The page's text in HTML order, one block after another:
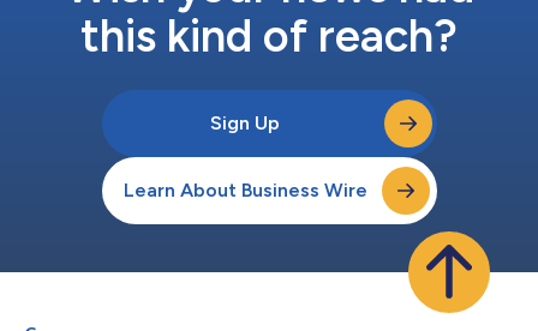
this kind of reach?
Sign Up
Learn About Business Wire